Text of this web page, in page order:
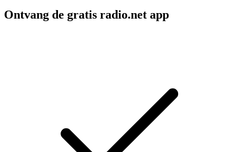
Ontvang de gratis radio.net app